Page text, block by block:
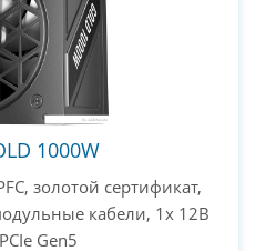
1000W
золотой сертификат,
кабели, 1x 12В
Gen5